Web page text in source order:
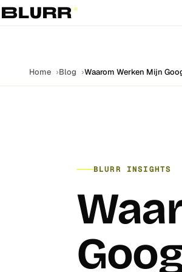
Home Blog Waarom Werken Mijn
BLURR INSIGHTS